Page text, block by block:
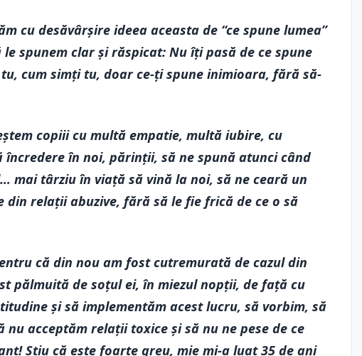
cu desăvârșire ideea aceasta de “ce spune lumea”
spunem clar și răspicat: Nu îți pasă de ce spune
cum simți tu, doar ce-ți spune inimioara, fără să-
copiii cu multă empatie, multă iubire, cu
încredere în noi, părinții, să ne spună atunci când
mai târziu în viață să vină la noi, să ne ceară un
din relații abuzive, fără să le fie frică de ce o să
că din nou am fost cutremurată de cazul din
pălmuită de soțul ei, în miezul nopții, de față cu
și să implementăm acest lucru, să vorbim, să
acceptăm relații toxice și să nu ne pese de ce
Știu că este foarte greu, mie mi-a luat 35 de ani